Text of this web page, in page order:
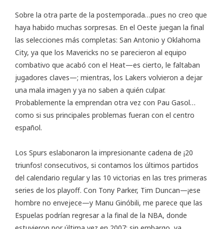
Sobre la otra parte de la postemporada…pues no creo que
haya habido muchas sorpresas. En el Oeste juegan la final
las selecciones más completas: San Antonio y Oklahoma
City, ya que los Mavericks no se parecieron al equipo
combativo que acabó con el Heat—es cierto, le faltaban
jugadores claves—; mientras, los Lakers volvieron a dejar
una mala imagen y ya no saben a quién culpar.
Probablemente la emprendan otra vez con Pau Gasol…
como si sus principales problemas fueran con el centro
español.
Los Spurs eslabonaron la impresionante cadena de ¡20
triunfos! consecutivos, si contamos los últimos partidos
del calendario regular y las 10 victorias en las tres primeras
series de los playoff. Con Tony Parker, Tim Duncan—¡ese
hombre no envejece—y Manu Ginóbili, me parece que las
Espuelas podrían regresar a la final de la NBA, donde